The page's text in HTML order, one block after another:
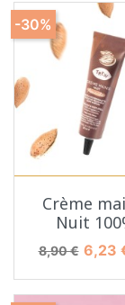
Crème
Nuit
Prix de base
8,90 € Prix
6,23
-30%